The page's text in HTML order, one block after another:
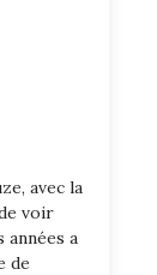
avec la
voir
années a
de